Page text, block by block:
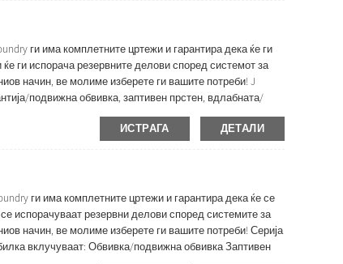
ги има комплетните цртежи и гарантира дека ќе ги
ги испорача резервните делови според системот за
начин, ве молиме изберете ги вашите потреби! J
подвижна обвивка, заптивен прстен, вдлабната/
ИСТРАГА
ДЕТАЛИ
ги има комплетните цртежи и гарантира дека ќе се
испорачуваат резервни делови според системите за
начин, ве молиме изберете ги вашите потреби! Серија
вклучуваат: Обвивка/подвижна обвивка Заптивен